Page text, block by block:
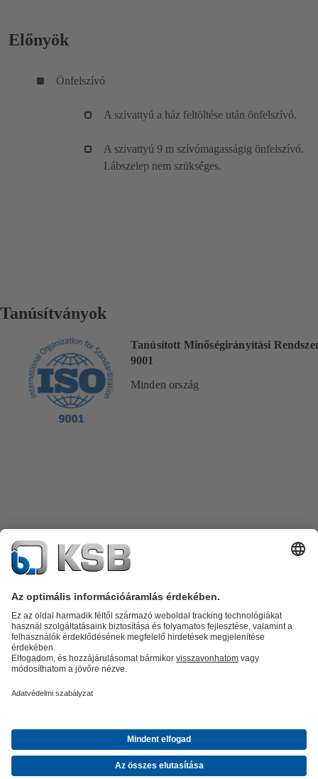
Előnyök
Önfelszívó
A szivattyú a ház feltöltése után önfelszívó.
A szivattyú 9 m szívómagasságig önfelszívó.
Lábszelep nem szükséges.
Tanúsítványok
Tanúsított Minőségirányítási
9001
Minden ország
VíztechnológiaIpar
A KSB MagyarországonKiállítások, konferenciákHírekKözösségi